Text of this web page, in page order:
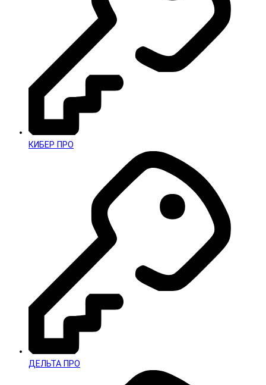
КИБЕР ПРО
ДЕЛЬТА ПРО